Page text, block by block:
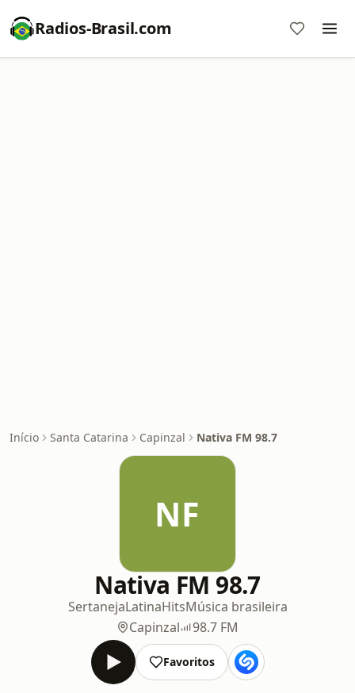
Radios-Brasil.com
Início Santa Catarina Capinzal Nativa FM 98.7
NF
Nativa FM 98.7
SertanejaLatinaHitsMúsica brasileira
Capinzal
98.7 FM
Favoritos